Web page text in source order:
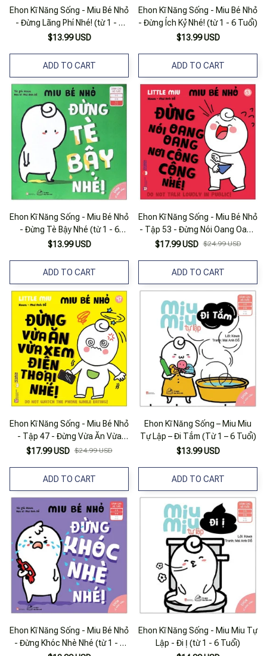
Ehon Kĩ Năng Sống - Miu Bé Nhỏ
- Đừng Lãng Phí Nhé! (từ 1 - 6
Tuổi)
$13.99 USD
ADD TO CART
Ehon Kĩ Năng Sống - Miu Bé Nhỏ
- Đừng Ích Kỷ Nhé! (từ 1 - 6 Tuổi)
$13.99 USD
ADD TO CART
Ehon Kĩ Năng Sống - Miu Bé Nhỏ
- Đừng Tè Bậy Nhé (từ 1 - 6
Tuổi)
$13.99 USD
ADD TO CART
Ehon Kĩ Năng Sống - Miu Bé Nhỏ
- Tập 53 - Đừng Nói Oang Oang
Nơi Công Cộng Nhé!
$17.99 USD $24.99 USD
ADD TO CART
Ehon Kĩ Năng Sống - Miu Bé Nhỏ
- Tập 47 - Đừng Vừa Ăn Vừa
Xem Điện Thoại Nhé!
$17.99 USD $24.99 USD
ADD TO CART
Ehon Kĩ Năng Sống – Miu Miu
Tự Lập – Đi Tắm (Từ 1 – 6 Tuổi)
$13.99 USD
ADD TO CART
Ehon Kĩ Năng Sống - Miu Bé Nhỏ
- Đừng Khóc Nhè Nhé (từ 1 - 6
Ehon Kĩ Năng Sống - Miu Miu Tự
Lập - Đi Ị (từ 1 - 6 Tuổi)